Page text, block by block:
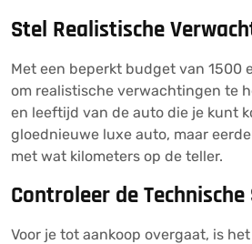
Stel Realistische
Met een beperkt budget van 1500
om realistische verwachtingen te
en leeftijd van de auto die je kunt
gloednieuwe luxe auto, maar
met wat kilometers op de teller.
Controleer de
Voor je tot aankoop overgaat, is